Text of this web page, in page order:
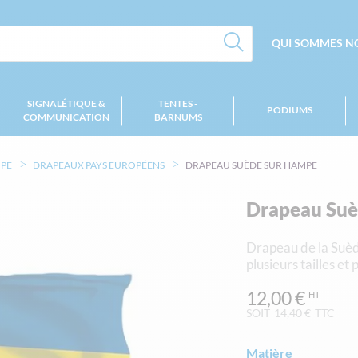
QUI SOMMES
SIGNALÉTIQUE &
COMMUNICATION
TENTES -
BARNUMS
PODIUMS
DRAPEAUX PAYS EUROPÉENS DRAPEAU SUÈDE SUR HAMPE
Drapeau
Drapeau de la
plusieurs tailles et
SOIT 14,40 € TTC
12,00 €
Matière